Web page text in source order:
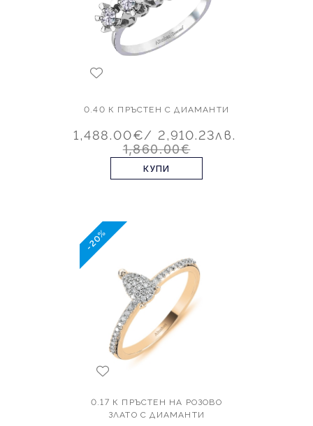
0.40 К ПРЪСТЕН С ДИАМАНТИ
1,488.00€/ 2,910.23лв.
1,860.00€
КУПИ
-20%
0.17 К ПРЪСТЕН НА РОЗОВО
ЗЛАТО С ДИАМАНТИ